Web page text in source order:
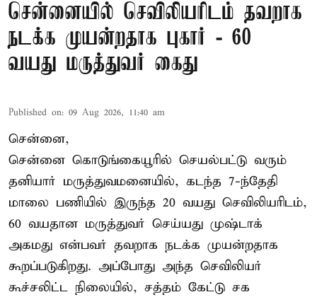
சென்னையில் செவிலியரிடம் தவறாக
நடக்க முயன்றதாக புகார் - 60
வயது மருத்துவர் கைது
Published on: 09 Aug 2026, 11:40 am
சென்னை,
சென்னை கொடுங்கையூரில் செயல்பட்டு வரும்
தனியார் மருத்துவமனையில், கடந்த 7-ந்தேதி
மாலை பணியில் இருந்த 20 வயது செவிலியரிடம்,
60 வயதான மருத்துவர் செய்யது முஷ்டாக்
அகமது என்பவர் தவறாக நடக்க முயன்றதாக
கூறப்படுகிறது. அப்போது அந்த செவிலியர்
கூச்சலிட்ட நிலையில், சத்தம் கேட்டு சக